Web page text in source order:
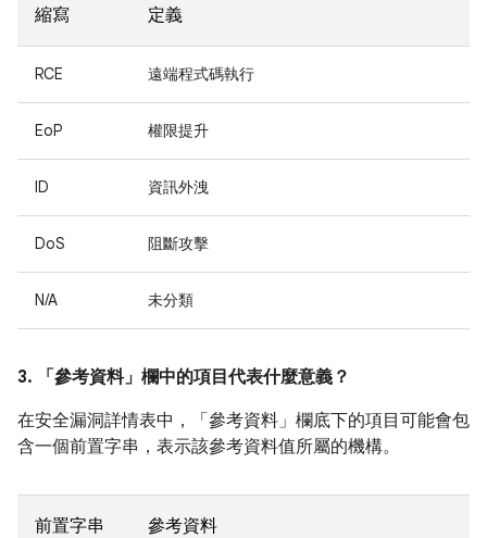
縮寫 定義
RCE 遠端程式碼執行
EoP 權限提升
ID 資訊外洩
DoS 阻斷攻擊
N/A 未分類
3. 「參考資料」 欄中的項目代表什麼意義？
在安全漏洞詳情表中，「參考資料」 欄底下的項目可能會包
含一個前置字串，表示該參考資料值所屬的機構。
前置字串 參考資料